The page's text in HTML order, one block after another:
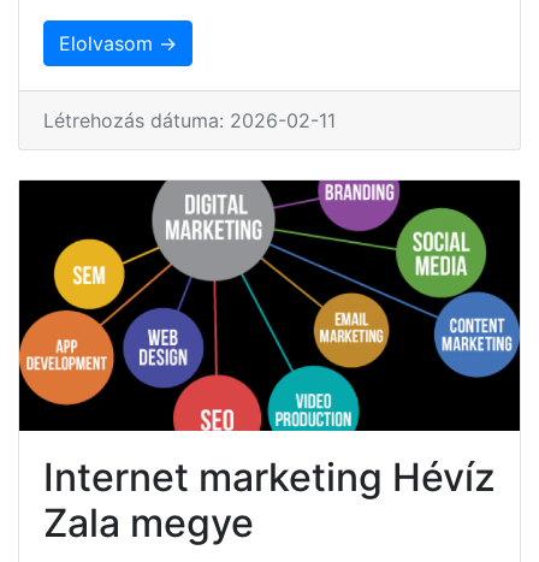
Elolvasom →
Létrehozás dátuma: 2026-02-11
Internet marketing Hévíz
Zala megye